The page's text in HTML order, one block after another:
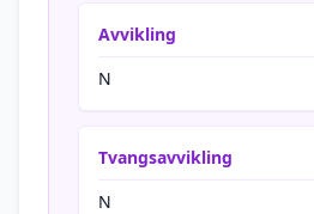
Avvikling
N
Tvangsavvikling
N